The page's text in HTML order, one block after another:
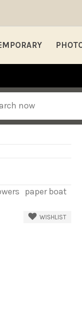
paper boat
WISHLIST